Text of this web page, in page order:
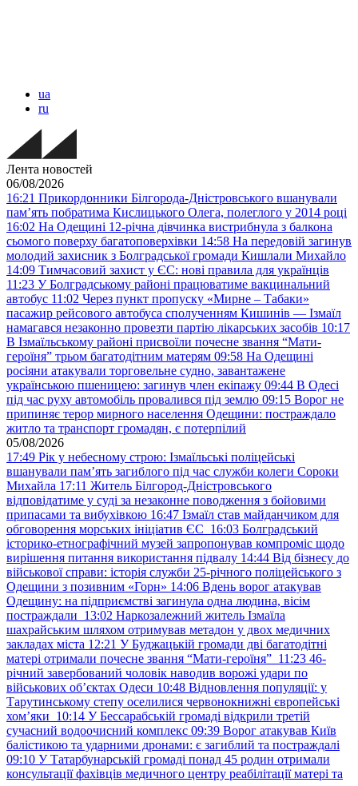
ua
ru
Лента новостей
06/08/2026
16:21 Прикордонники Білгорода-Дністровського вшанували
пам’ять побратима Кислицького Олега, полеглого у 2014 році
16:02 На Одещині 12-річна дівчинка вистрибнула з балкона
сьомого поверху багатоповерхівки 14:58 На передовій загинув
молодий захисник з Болградської громади Кишлали Михайло
14:09 Тимчасовий захист у ЄС: нові правила для українців
11:23 У Болградському районі працюватиме вакцинальний
автобус 11:02 Через пункт пропуску «Мирне – Табаки»
пасажир рейсового автобуса сполученням Кишинів — Ізмаїл
намагався незаконно провезти партію лікарських засобів 10:17
В Ізмаїльському районі присвоїли почесне звання “Мати-
героїня” трьом багатодітним матерям 09:58 На Одещині
росіяни атакували торговельне судно, завантажене
українською пшеницею: загинув член екіпажу 09:44 В Одесі
під час руху автомобіль провалився під землю 09:15 Ворог не
припиняє терор мирного населення Одещини: постраждало
житло та транспорт громадян, є потерпілий
05/08/2026
17:49 Рік у небесному строю: Ізмаїльські поліцейські
вшанували пам’ять загиблого під час служби колеги Сороки
Михайла 17:11 Житель Білгород-Дністровського
відповідатиме у суді за незаконне поводження з бойовими
припасами та вибухівкою 16:47 Ізмаїл став майданчиком для
обговорення морських ініціатив ЄС 16:03 Болградський
історико-етнографічний музей запропонував компроміс щодо
вирішення питання використання підвалу 14:44 Від бізнесу до
військової справи: історія служби 25-річного поліцейського з
Одещини з позивним «Горн» 14:06 Вдень ворог атакував
Одещину: на підприємстві загинула одна людина, вісім
постраждали 13:02 Наркозалежний житель Ізмаїла
шахрайським шляхом отримував метадон у двох медичних
закладах міста 12:21 У Буджацькій громади дві багатодітні
матері отримали почесне звання “Мати-героїня” 11:23 46-
річний завербований чоловік наводив ворожі удари по
військових обʼєктах Одеси 10:48 Відновлення популяції: у
Тарутинському степу оселилися червонокнижні європейські
хом’яки 10:14 У Бессарабській громаді відкрили третій
сучасний водоочисний комплекс 09:39 Ворог атакував Київ
балістикою та ударними дронами: є загиблий та постраждалі
09:10 У Татарбунарській громаді понад 45 родин отримали
консультації фахівців медичного центру реабілітації матері та